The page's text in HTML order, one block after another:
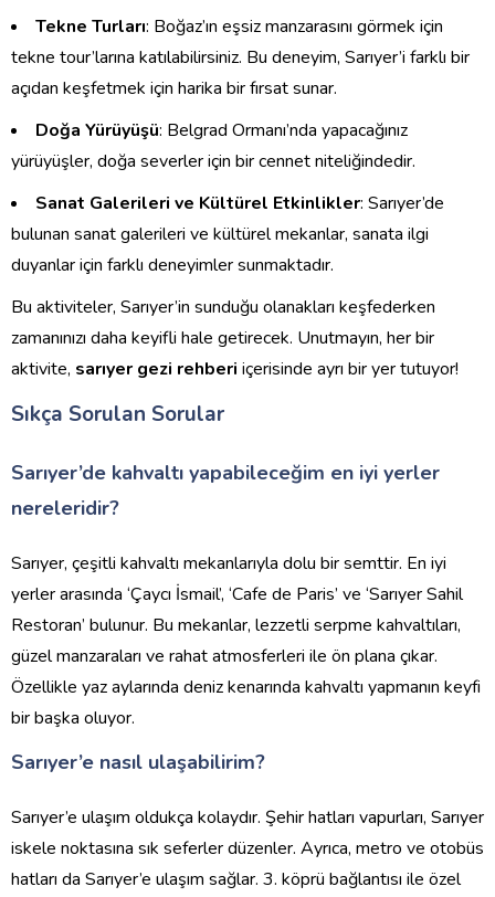
Tekne Turları: Boğaz’ın eşsiz manzarasını görmek için
tekne tour’larına katılabilirsiniz. Bu deneyim, Sarıyer’i farklı bir
açıdan keşfetmek için harika bir fırsat sunar.
Doğa Yürüyüşü: Belgrad Ormanı’nda yapacağınız
yürüyüşler, doğa severler için bir cennet niteliğindedir.
Sanat Galerileri ve Kültürel Etkinlikler: Sarıyer’de
bulunan sanat galerileri ve kültürel mekanlar, sanata ilgi
duyanlar için farklı deneyimler sunmaktadır.
Bu aktiviteler, Sarıyer’in sunduğu olanakları keşfederken
zamanınızı daha keyifli hale getirecek. Unutmayın, her bir
aktivite, sarıyer gezi rehberi içerisinde ayrı bir yer tutuyor!
Sıkça Sorulan Sorular
Sarıyer’de kahvaltı yapabileceğim en iyi yerler
nereleridir?
Sarıyer, çeşitli kahvaltı mekanlarıyla dolu bir semttir. En iyi
yerler arasında ‘Çaycı İsmail’, ‘Cafe de Paris’ ve ‘Sarıyer Sahil
Restoran’ bulunur. Bu mekanlar, lezzetli serpme kahvaltıları,
güzel manzaraları ve rahat atmosferleri ile ön plana çıkar.
Özellikle yaz aylarında deniz kenarında kahvaltı yapmanın keyfi
bir başka oluyor.
Sarıyer’e nasıl ulaşabilirim?
Sarıyer’e ulaşım oldukça kolaydır. Şehir hatları vapurları, Sarıyer
iskele noktasına sık seferler düzenler. Ayrıca, metro ve otobüs
hatları da Sarıyer’e ulaşım sağlar. 3. köprü bağlantısı ile özel